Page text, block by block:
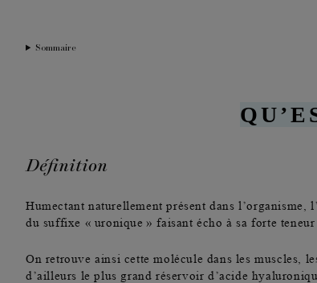
Sommaire
Définition
Humectant naturellement présent dans l’organisme,
du suffixe « uronique » faisant écho à sa forte teneur
On retrouve ainsi cette molécule dans les muscles,
d’ailleurs le plus grand réservoir d’acide